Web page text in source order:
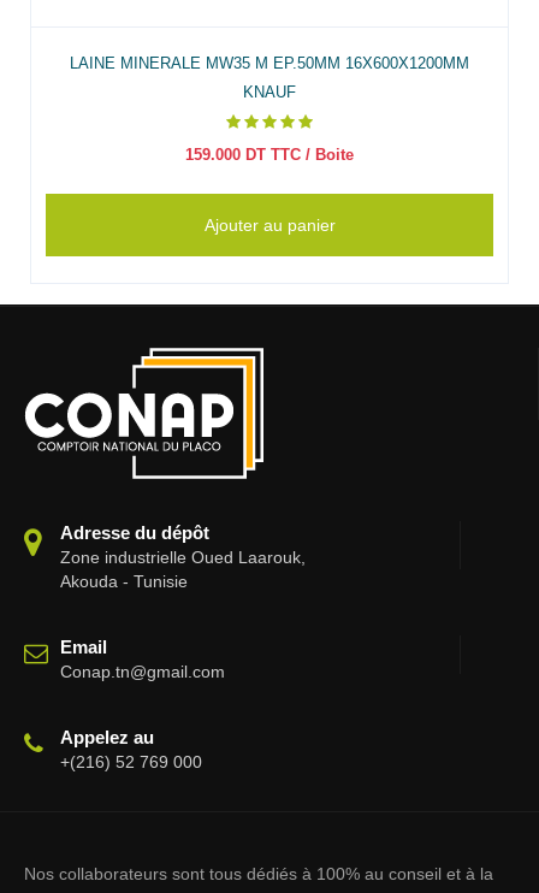
LAINE MINERALE MW35 M EP.50MM 16X600X1200MM
KNAUF
159.000 DT TTC / Boite
Ajouter au panier
Adresse du dépôt
Zone industrielle Oued Laarouk,
Akouda - Tunisie
Email
Conap.tn@gmail.com
Appelez au
+(216) 52 769 000
Nos collaborateurs sont tous dédiés à 100% au conseil et à la